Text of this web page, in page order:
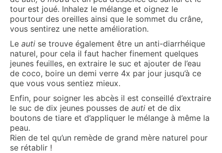
tour est joué. Inhalez le mélange et oignez le
pourtour des oreilles ainsi que le sommet du crâne,
vous sentirez une nette amélioration.
Le auti se trouve également être un anti-diarrhéique
naturel, pour cela il faut hacher finement quelques
jeunes feuilles, en extraire le suc et ajouter de l’eau
de coco, boire un demi verre 4x par jour jusqu’à ce
que vous vous sentiez mieux.
Enfin, pour soigner les abcès il est conseillé d’extraire
le suc de dix jeunes pousses de auti et de dix
boutons de tiare et d’appliquer le mélange à même la
peau.
Rien de tel qu’un remède de grand mère naturel pour
se rétablir !